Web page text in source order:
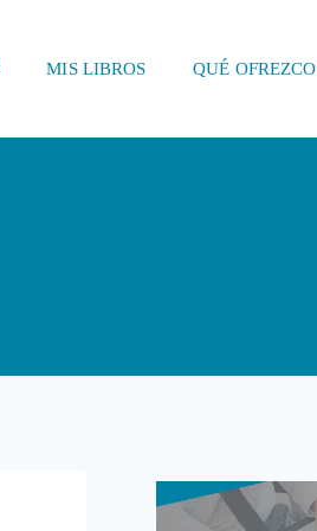
MIS LIBROS QUÉ OFREZCO